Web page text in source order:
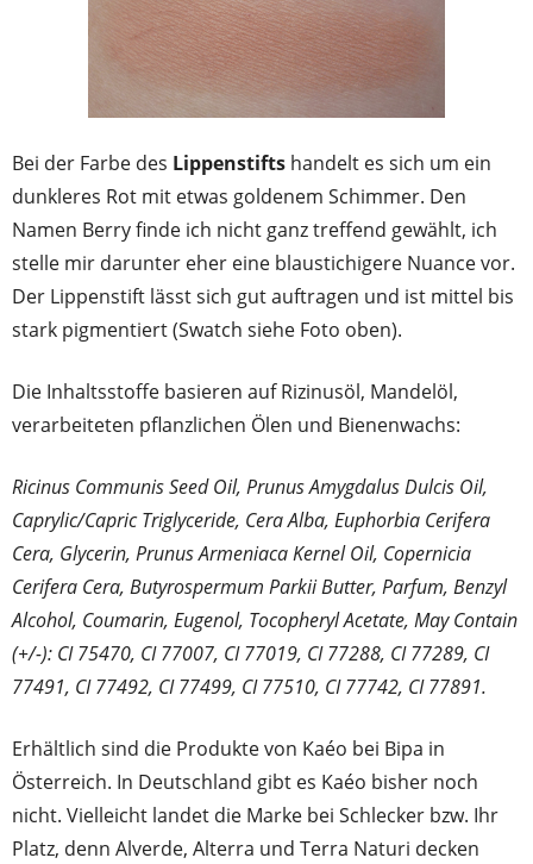
Bei der Farbe des Lippenstifts handelt es sich um ein
dunkleres Rot mit etwas goldenem Schimmer. Den
Namen Berry finde ich nicht ganz treffend gewählt, ich
stelle mir darunter eher eine blaustichigere Nuance vor.
Der Lippenstift lässt sich gut auftragen und ist mittel bis
stark pigmentiert (Swatch siehe Foto oben).
Die Inhaltsstoffe basieren auf Rizinusöl, Mandelöl,
verarbeiteten pflanzlichen Ölen und Bienenwachs:
Ricinus Communis Seed Oil, Prunus Amygdalus Dulcis Oil,
Caprylic/Capric Triglyceride, Cera Alba, Euphorbia Cerifera
Cera, Glycerin, Prunus Armeniaca Kernel Oil, Copernicia
Cerifera Cera, Butyrospermum Parkii Butter, Parfum, Benzyl
Alcohol, Coumarin, Eugenol, Tocopheryl Acetate, May Contain
(+/-): CI 75470, CI 77007, CI 77019, CI 77288, CI 77289, CI
77491, CI 77492, CI 77499, CI 77510, CI 77742, CI 77891.
Erhältlich sind die Produkte von Kaéo bei Bipa in
Österreich. In Deutschland gibt es Kaéo bisher noch
nicht. Vielleicht landet die Marke bei Schlecker bzw. Ihr
Platz, denn Alverde, Alterra und Terra Naturi decken